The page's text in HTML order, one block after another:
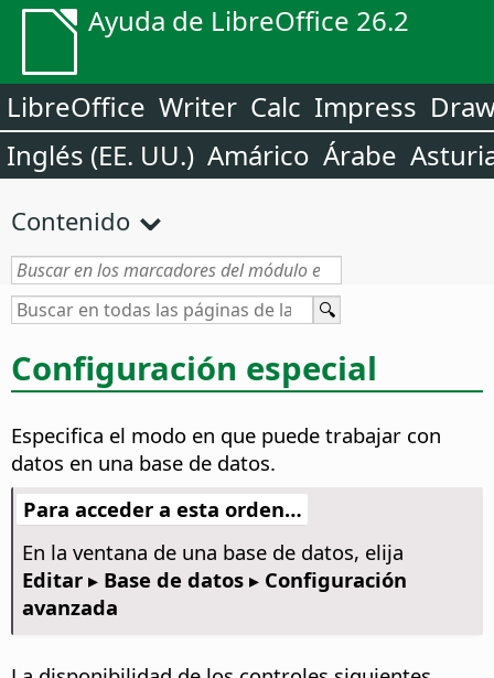
Ayuda de LibreOffice 26.2
LibreOffice Writer Calc Impress
Inglés (EE. UU.) Amárico Árabe
Contenido
Configuración especial
Especifica el modo en que puede trabajar con
datos en una base de datos.
Para acceder a esta orden…
En la ventana de una base de datos, elija
Editar ▸ Base de datos ▸ Configuración
avanzada